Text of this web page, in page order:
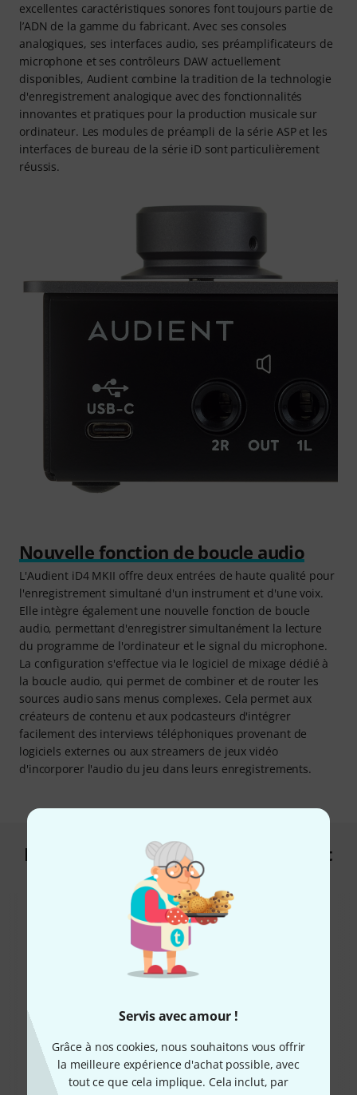
Servis avec amour !
Grâce à nos cookies, nous souhaitons vous offrir
la meilleure expérience d'achat possible, avec
tout ce que cela implique. Cela inclut, par
excellentes caractéristiques sonores font toujours partie de
l’ADN de la gamme du fabricant. Avec ses consoles
analogiques, ses interfaces audio, ses préamplificateurs de
microphone et ses contrôleurs DAW actuellement
disponibles, Audient combine la tradition de la technologie
d'enregistrement analogique avec des fonctionnalités
innovantes et pratiques pour la production musicale sur
ordinateur. Les modules de préampli de la série ASP et les
interfaces de bureau de la série iD sont particulièrement
réussis.
Nouvelle fonction de boucle audio
L'Audient iD4 MKII offre deux entrées de haute qualité pour
l'enregistrement simultané d'un instrument et d'une voix.
Elle intègre également une nouvelle fonction de boucle
audio, permettant d'enregistrer simultanément la lecture
du programme de l'ordinateur et le signal du microphone.
La configuration s'effectue via le logiciel de mixage dédié à
la boucle audio, qui permet de combiner et de router les
sources audio sans menus complexes. Cela permet aux
créateurs de contenu et aux podcasteurs d'intégrer
facilement des interviews téléphoniques provenant de
logiciels externes ou aux streamers de jeux vidéo
d'incorporer l'audio du jeu dans leurs enregistrements.
Les clients qui ont regardé ce produit
ont acheté ceci
38%
ONT ACHETÉ
EXACTEMENT CE PRODUIT
ONT ACHETÉ
Audient iD14 MKII